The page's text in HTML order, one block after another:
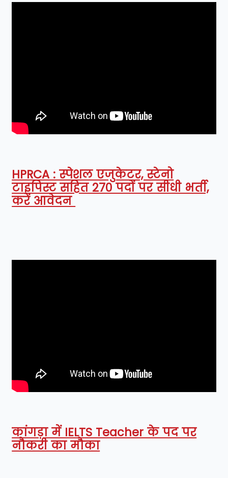
HPRCA : स्पेशल एजुकेटर, स्टेनो
टाइपिस्ट सहित 270 पदों पर सीधी भर्ती,
करें आवेदन
कांगड़ा में IELTS Teacher के पद पर
नौकरी का मौका